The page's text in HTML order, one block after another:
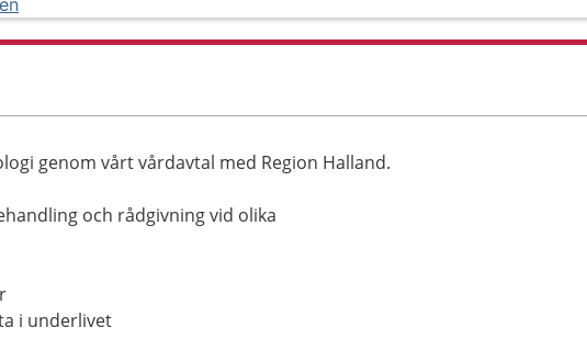
genom vårt vårdavtal med Region Halland.
och rådgivning vid olika
i underlivet